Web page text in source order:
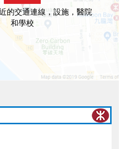
的交通連線，設施，醫院
和學校